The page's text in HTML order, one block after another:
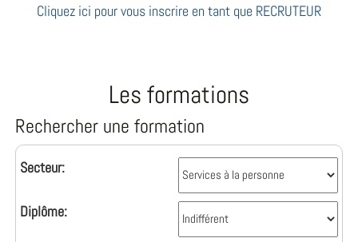
Cliquez ici pour vous inscrire en tant que RECRUTEUR
Les formations
Rechercher une formation
Secteur:
Diplôme: